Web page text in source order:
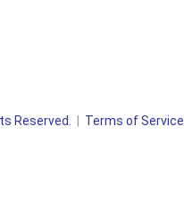
Reserved. Terms of Service